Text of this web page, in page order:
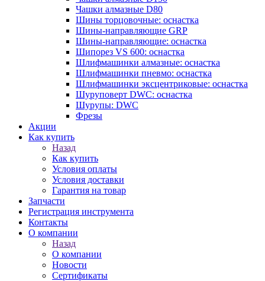
Чашки алмазные D80
Шины торцовочные: оснастка
Шины-направляющие GRP
Шины-направляющие: оснастка
Шипорез VS 600: оснастка
Шлифмашинки алмазные: оснастка
Шлифмашинки пневмо: оснастка
Шлифмашинки эксцентриковые: оснастка
Шуруповерт DWC: оснастка
Шурупы: DWC
Фрезы
Акции
Как купить
Назад
Как купить
Условия оплаты
Условия доставки
Гарантия на товар
Запчасти
Регистрация инструмента
Контакты
О компании
Назад
О компании
Новости
Сертификаты